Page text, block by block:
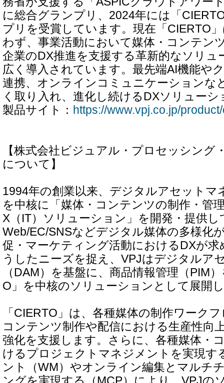
に総合グランプリ、2024年には「
プリを受賞しています。現在「CIERTO
わず、事業活動において媒体・コンテン
企業のDX推進を支援する革新的なソリュ
広く導入されています。最先端AI機能や
連携、オンラインコミュニケーションな
く取り入れ、進化し続けるDXソリューシ
製品サイト： https://www.vpj.co.jp/
【株式会社ビジュアル・プロセッシング
について】
1994年の創業以来、デジタルアセットマ
を中核に「媒体・コンテンツの制作・管
X（IT）ソリューション」を開発・提供し
Web/EC/SNSなどデジタル媒体の多様化
促・マーケティング活動におけるDXが
うしたニーズを捉え、VPJはデジタルア
（DAM）を基盤に、商品情報管理（PIM
O」を中核のソリューションとして展開
「CIERTO」は、各種媒体の制作ワーク
コンテンツ制作や配信における生産性向
強化を支援します。さらに、各種媒体・
けるプロジェクトマネジメントを実現す
ント（WM）やオンライン編集とマルチ